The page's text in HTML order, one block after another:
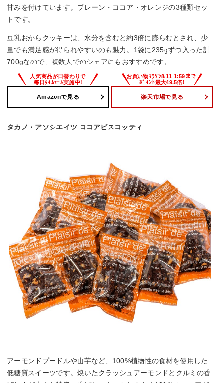
甘みを付けています。プレーン・ココア・オレンジの3種類セッ
トです。
豆乳おからクッキーは、水分を含むと約3倍に膨らむとされ、少
量でも満足感が得られやすいのも魅力。1袋に235gずつ入った計
700gなので、複数人でのシェアにもおすすめです。
Amazonで見る 楽天市場で見る
タカノ・アソシエイツ ココアビスコッティ
アーモンドプードルや山芋など、100%植物性の食材を使用した
低糖質スイーツです。焼いたクラッシュアーモンドとクルミの香